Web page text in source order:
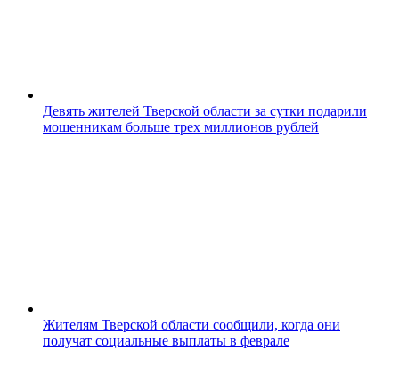
Девять жителей Тверской области за сутки подарили
мошенникам больше трех миллионов рублей
Жителям Тверской области сообщили, когда они
получат социальные выплаты в феврале